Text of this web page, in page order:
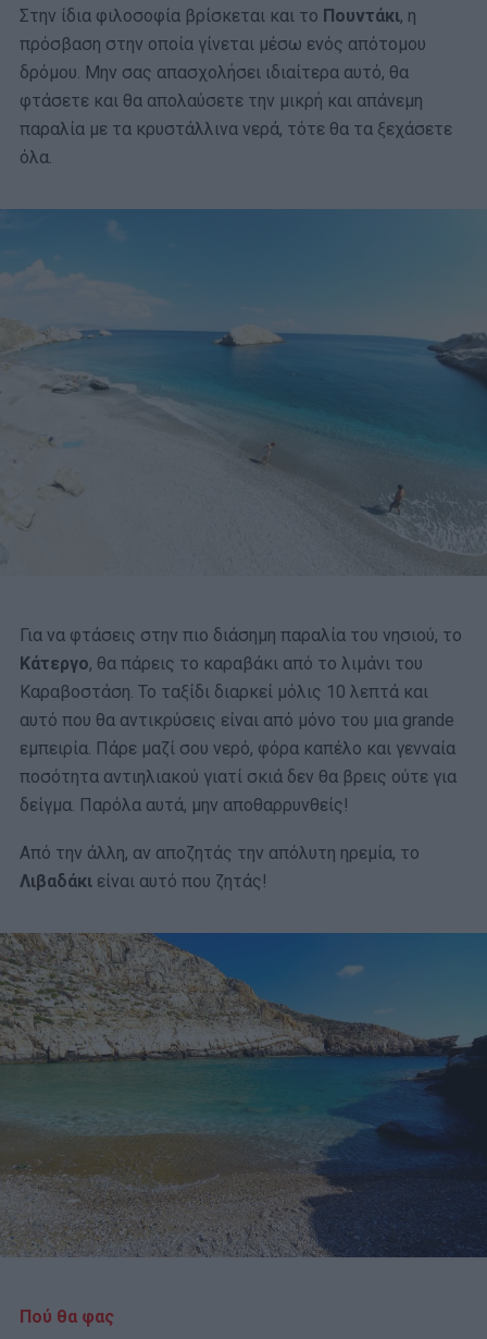
Στην ίδια φιλοσοφία βρίσκεται και το Πουντάκι, η
πρόσβαση στην οποία γίνεται μέσω ενός απότομου
δρόμου. Μην σας απασχολήσει ιδιαίτερα αυτό, θα
φτάσετε και θα απολαύσετε την μικρή και απάνεμη
παραλία με τα κρυστάλλινα νερά, τότε θα τα ξεχάσετε
όλα.
Για να φτάσεις στην πιο διάσημη παραλία του νησιού, το
Κάτεργο, θα πάρεις το καραβάκι από το λιμάνι του
Καραβοστάση. Το ταξίδι διαρκεί μόλις 10 λεπτά και
αυτό που θα αντικρύσεις είναι από μόνο του μια grande
εμπειρία. Πάρε μαζί σου νερό, φόρα καπέλο και γενναία
ποσότητα αντιηλιακού γιατί σκιά δεν θα βρεις ούτε για
δείγμα. Παρόλα αυτά, μην αποθαρρυνθείς!
Από την άλλη, αν αποζητάς την απόλυτη ηρεμία, το
Λιβαδάκι είναι αυτό που ζητάς!
Πού θα φας